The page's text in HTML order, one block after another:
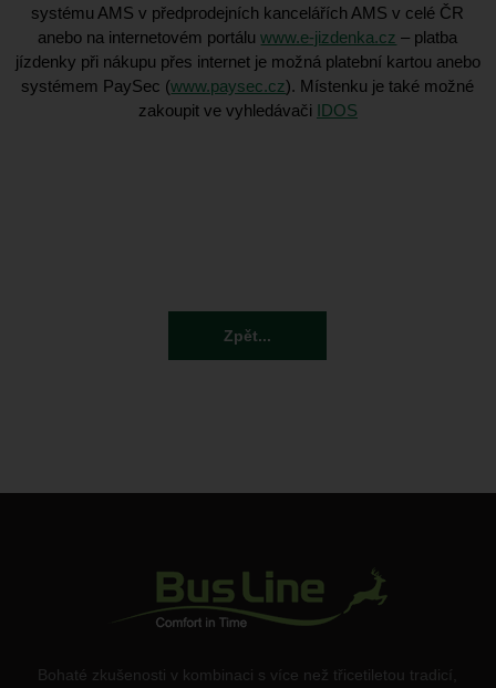
systému AMS v předprodejních kancelářích AMS v celé ČR
anebo na internetovém portáluwww.e-jizdenka.cz – platba
jízdenky při nákupu přes internet je možná platební kartou anebo
systémem PaySec (www.paysec.cz). Místenku je také možné
zakoupit ve vyhledávači IDOS
Zpět...
Bohaté zkušenosti v kombinaci s více než třicetiletou tradicí,